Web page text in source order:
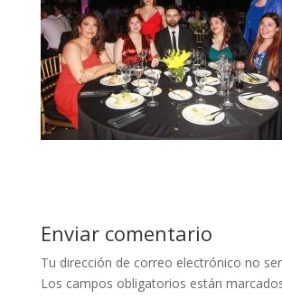
Enviar comentario
Tu dirección de correo electrónico no
Los campos obligatorios están